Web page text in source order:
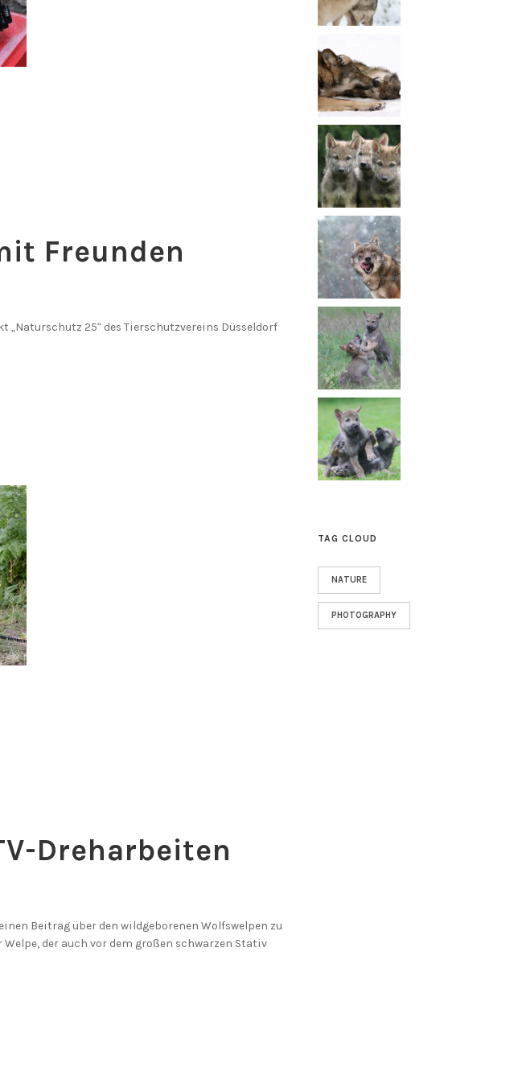
Freunden
25“ des Tierschutzvereins Düsseldorf
Dreharbeiten
Beitrag über den wildgeborenen Wolfswelpen zu
der auch vor dem großen schwarzen Stativ
TAG CLOUD
NATURE
PHOTOGRAPHY